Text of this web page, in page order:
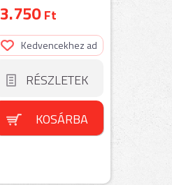
3.750Ft
Kedvencekhez ad
RÉSZLETEK
KOSÁRBA